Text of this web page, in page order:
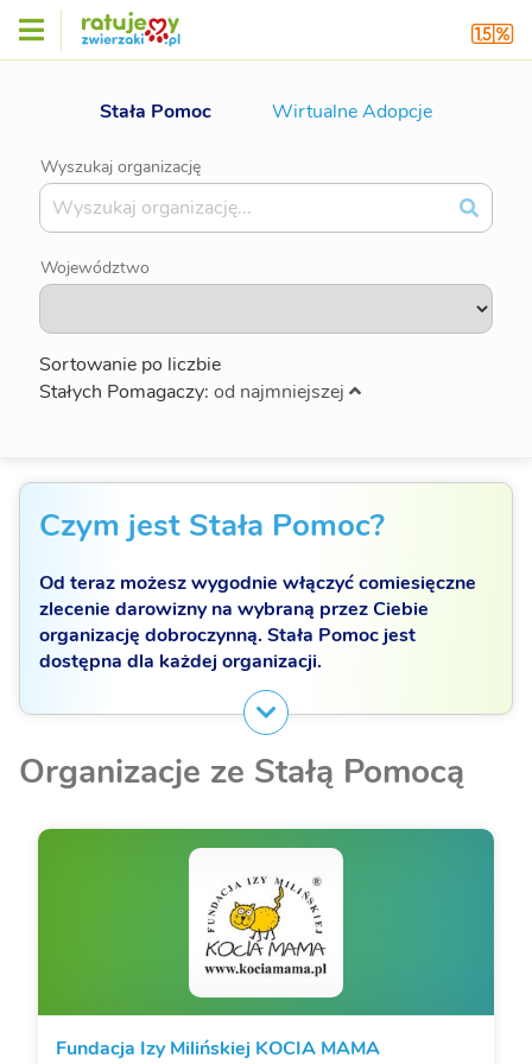
Stała Pomoc Wirtualne Adopcje
Wyszukaj organizację
Województwo
Sortowanie po liczbie
Stałych Pomagaczy: od najmniejszej
Czym jest Stała Pomoc?
Od teraz możesz wygodnie włączyć comiesięczne
zlecenie darowizny na wybraną przez Ciebie
organizację dobroczynną. Stała Pomoc jest
dostępna dla każdej organizacji.
Organizacje ze Stałą Pomocą
Fundacja Izy Milińskiej KOCIA MAMA